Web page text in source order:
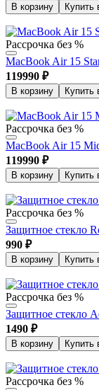
В корзину Купить
Рассрочка без %
MacBook Air 15
119990 ₽
В корзину Купить
Рассрочка без %
MacBook Air 15
119990 ₽
В корзину Купить
Рассрочка без %
Защитное стекло
990 ₽
В корзину Купить
Рассрочка без %
Защитное стекло
1490 ₽
В корзину Купить
Рассрочка без %